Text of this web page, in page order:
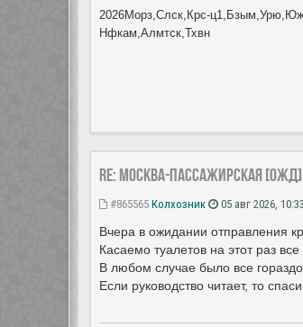
2026Морз,Слск,Крс-
Нфкам,Алмтск,Тхвн
Re: Москва-Пассажирская
#865565 Колхозник 05 авг 2026, 10:33
Вчера в ожидании отправления
Касаемо туалетов на этот раз
В любом случае было все
Если руководство читает, то